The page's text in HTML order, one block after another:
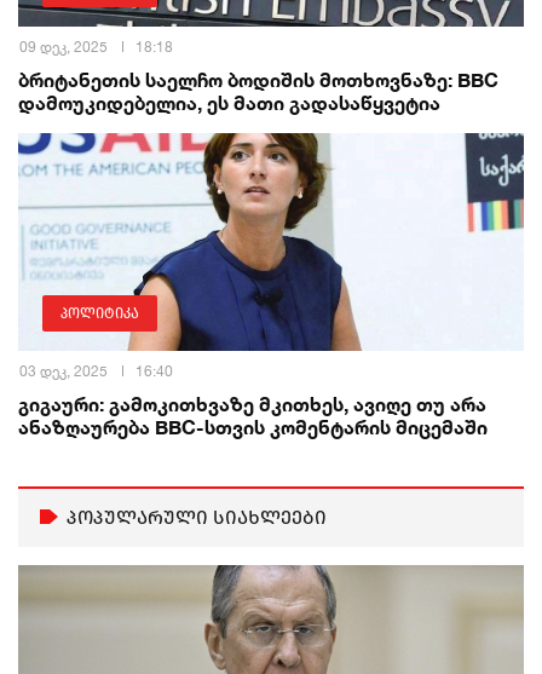
09 დეკ, 2025 18:18
ბრიტანეთის საელჩო ბოდიშის მოთხოვნაზე: BBC
დამოუკიდებელია, ეს მათი გადასაწყვეტია
პოლიტიკა
03 დეკ, 2025 16:40
გიგაური: გამოკითხვაზე მკითხეს, ავიღე თუ არა
ანაზღაურება BBC-სთვის კომენტარის მიცემაში
პოპულარული სიახლეები